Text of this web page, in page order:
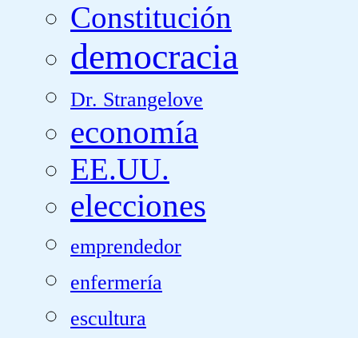
Constitución
democracia
Dr. Strangelove
economía
EE.UU.
elecciones
emprendedor
enfermería
escultura